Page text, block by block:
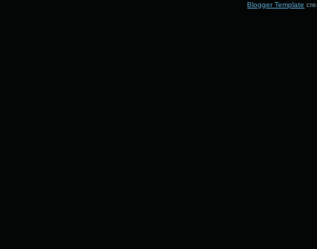
Blogger Template